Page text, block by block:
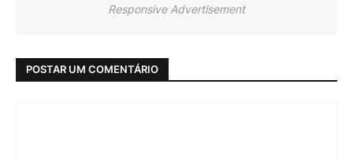
Responsive Advertisement
POSTAR UM COMENTÁRIO